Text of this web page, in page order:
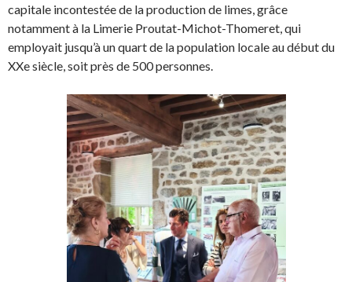
capitale incontestée de la production de limes, grâce
notamment à la Limerie Proutat-Michot-Thomeret, qui
employait jusqu’à un quart de la population locale au début du
XXe siècle, soit près de 500 personnes.